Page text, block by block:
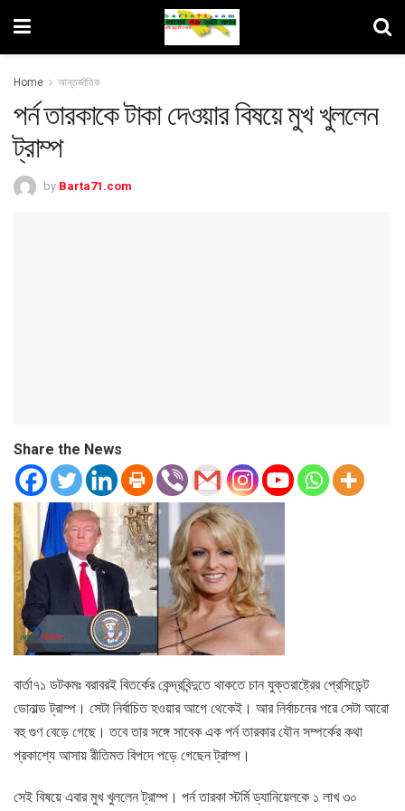
Home আন্তর্জাতিক
পর্ন তারকাকে টাকা দেওয়ার বিষয়ে মুখ খুললেন
ট্রাম্প
by Barta71.com
Share the News
বার্তা৭১ ডটকমঃ বরাবরই বিতর্কের কেন্দ্রবিন্দুতে থাকতে চান যুক্তরাষ্ট্রের প্রেসিডেন্ট
ডোনাল্ড ট্রাম্প। সেটা নির্বাচিত হওয়ার আগে থেকেই। আর নির্বাচনের পরে সেটা আরো
বহু গুণ বেড়ে গেছে। তবে তার সঙ্গে সাবেক এক পর্ন তারকার যৌন সম্পর্কের কথা
প্রকাশ্যে আসায় রীতিমত বিপদে পড়ে গেছেন ট্রাম্প।
সেই বিষয়ে এবার মুখ খুললেন ট্রাম্প। পর্ন তারকা স্টর্মি ড্যানিয়েলকে ১ লাখ ৩০